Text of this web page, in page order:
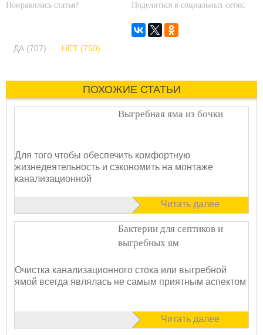
Понравилась статья?
ДА (707) НЕТ (750)
Поделиться в социальных сетях:
ПОХОЖИЕ СТАТЬИ
Выгребная яма из бочки
Для того чтобы обеспечить комфортную
жизнедеятельность и сэкономить на монтаже
канализационной
Читать далее
Бактерии для септиков и
выгребных ям
Очистка канализационного стока или выгребной
ямой всегда являлась не самым приятным аспектом
Читать далее